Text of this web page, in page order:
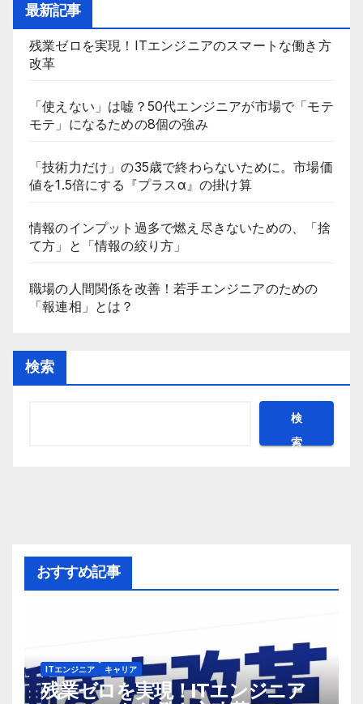
最新記事
残業ゼロを実現！ITエンジニアのスマートな働き方
改革
「使えない」は嘘？50代エンジニアが市場で「モテ
モテ」になるための8個の強み
「技術力だけ」の35歳で終わらないために。市場価
値を1.5倍にする『プラスα』の掛け算
情報のインプット過多で燃え尽きないための、「捨
て方」と「情報の絞り方」
職場の人間関係を改善！若手エンジニアのための
「報連相」とは？
検索
検
索
おすすめ記事
ITエンジニア キャリア
残業ゼロを実現！ITエンジニア